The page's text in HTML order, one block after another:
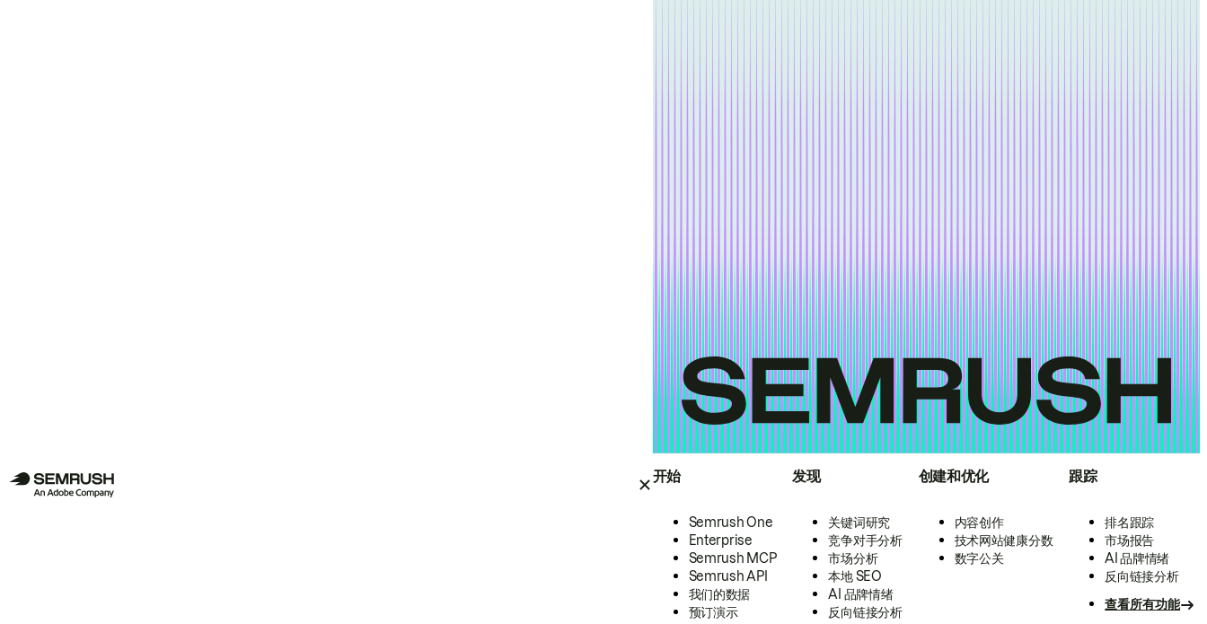
开始
Semrush One
Enterprise
Semrush MCP
Semrush API
我们的数据
预订演示
发现
关键词研究
竞争对手分析
市场分析
本地 SEO
AI 品牌情绪
反向链接分析
创建和优化
内容创作
技术网站健康分数
数字公关
跟踪
排名跟踪
市场报告
AI 品牌情绪
反向链接分析
查看所有功能